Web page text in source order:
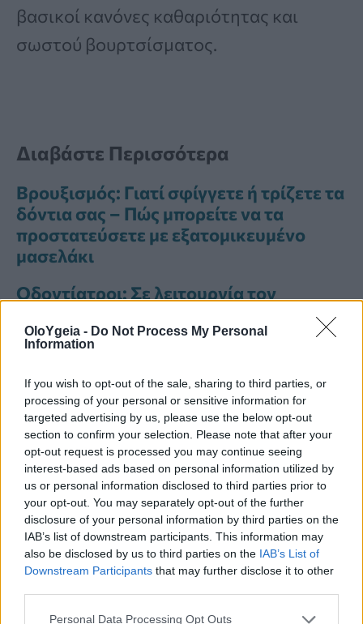
OloYgeia - Do Not Process My Personal
Information
If you wish to opt-out of the sale, sharing to third parties, or
processing of your personal or sensitive information for
targeted advertising by us, please use the below opt-out
section to confirm your selection. Please note that after your
opt-out request is processed you may continue seeing
interest-based ads based on personal information utilized by
us or personal information disclosed to third parties prior to
your opt-out. You may separately opt-out of the further
disclosure of your personal information by third parties on the
IAB’s list of downstream participants. This information may
also be disclosed by us to third parties on the IAB’s List of
Downstream Participants that may further disclose it to other
Personal Data Processing Opt Outs
βασικοί κανόνες καθαριότητας και
σωστού βουρτσίσματος.
Διαβάστε Περισσότερα
Βρουξισμός: Γιατί σφίγγετε ή τρίζετε τα
δόντια σας – Πώς μπορείτε να τα
προστατεύσετε με εξατομικευμένο
μασελάκι
Οδοντίατροι: Σε λειτουργία τον
Αύγουστο η γραμμή ενημέρωσης για τα
έκτακτα οδοντιατρικά περιστατικά
επιστήμονες ανακάλυψαν υγρό τζελ
που θεραπεύει την τερηδόνα χωρίς
σφράγισμα
Οι επιστήμονες έφτιαξαν ζελεδάκια με
ωφέλιμα βακτήρια για τα δόντια –
Μειώνουν την αιμορραγία των ούλων
σε 6 εβδομάδες